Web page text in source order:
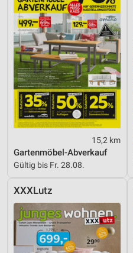
15,2 km
Gartenmöbel-Abverkauf
Gültig bis Fr. 28.08.
XXXLutz